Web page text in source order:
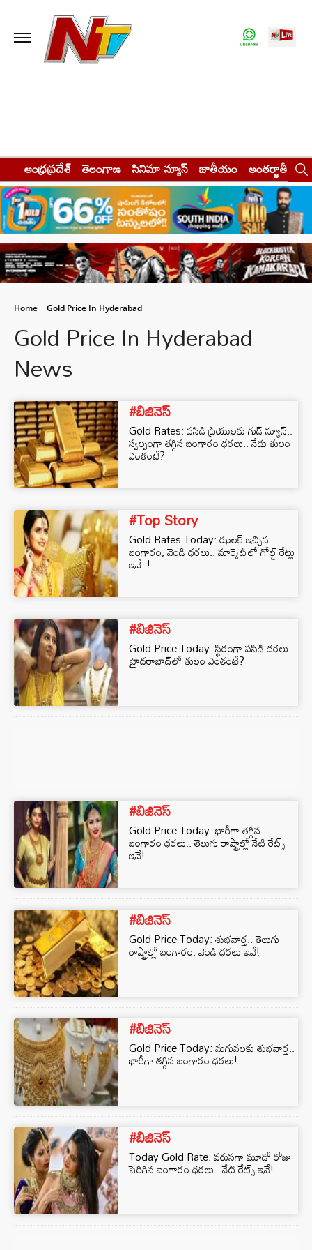
ఆంధ్రప్రదేశ్ తెలంగాణ సినిమా న్యూస్ జాతీయం అంతర్జాతీయం
Home Gold Price In Hyderabad
Gold Price In Hyderabad
News
#బిజినెస్‌
Gold Rates: పసిడి ప్రియులకు గుడ్ న్యూస్..
స్వల్పంగా తగ్గిన బంగారం ధరలు.. నేడు తులం
ఎంతంటే?
#Top Story
Gold Rates Today: ఝలక్ ఇచ్చిన
బంగారం, వెండి ధరలు.. మార్కెట్‌లో గోల్డ్ రేట్లు
ఇవే..!
#బిజినెస్‌
Gold Price Today: స్థిరంగా పసిడి ధరలు..
హైదరాబాద్‎లో తులం ఎంతంటే?
#బిజినెస్‌
Gold Price Today: భారీగా తగ్గిన
బంగారం ధరలు.. తెలుగు రాష్ట్రాల్లో నేటి రేట్స్
ఇవే!
#బిజినెస్‌
Gold Price Today: శుభవార్త.. తెలుగు
రాష్ట్రాల్లో బంగారం, వెండి ధరలు ఇవే!
#బిజినెస్‌
Gold Price Today: మగువలకు శుభవార్త..
భారీగా తగ్గిన బంగారం ధరలు!
#బిజినెస్‌
Today Gold Rate: వరుసగా మూడో రోజు
పెరిగిన బంగారం ధరలు.. నేటి రేట్స్ ఇవే!